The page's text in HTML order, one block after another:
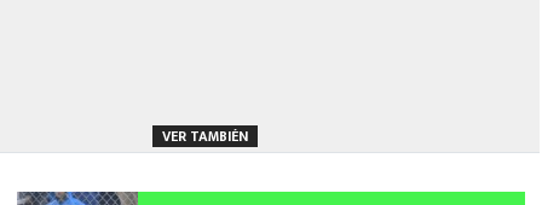
VER TAMBIÉN